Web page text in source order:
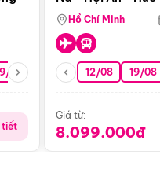
08 22/08 26/08 05/09
tiết
Động Thiên
Hồ Chí Minh
12/08 19/08
Giá từ:
8.099.000đ